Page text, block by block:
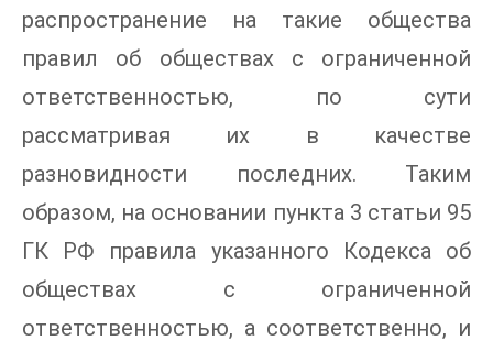
распространение на такие общества
правил об обществах с ограниченной
ответственностью, по сути
рассматривая их в качестве
разновидности последних. Таким
образом, на основании пункта 3 статьи 95
ГК РФ правила указанного Кодекса об
обществах с ограниченной
ответственностью, а соответственно, и